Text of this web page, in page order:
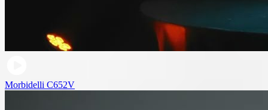
Morbidelli C652V